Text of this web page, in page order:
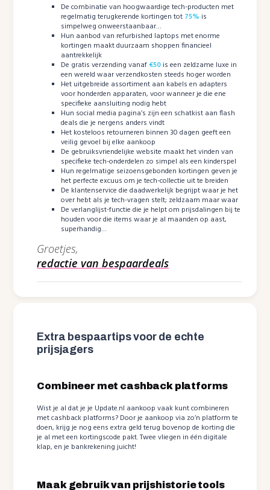
De combinatie van hoogwaardige tech-producten met
regelmatig terugkerende kortingen tot 75% is
simpelweg onweerstaanbaar…
Hun aanbod van refurbished laptops met enorme
kortingen maakt duurzaam shoppen financieel
aantrekkelijk
De gratis verzending vanaf€50 is een zeldzame luxe in
een wereld waar verzendkosten steeds hoger worden
Het uitgebreide assortiment aan kabels en adapters
voor honderden apparaten, voor wanneer je die ene
specifieke aansluiting nodig hebt
Hun social media pagina’s zijn een schatkist aan flash
deals die je nergens anders vindt
Het kosteloos retourneren binnen 30 dagen geeft een
veilig gevoel bij elke aankoop
De gebruiksvriendelijke website maakt het vinden van
specifieke tech-onderdelen zo simpel als een kinderspel
Hun regelmatige seizoensgebonden kortingen geven je
het perfecte excuus om je tech-collectie uit te breiden
De klantenservice die daadwerkelijk begrijpt waar je het
over hebt als je tech-vragen stelt; zeldzaam maar waar
De verlanglijst-functie die je helpt om prijsdalingen bij te
houden voor die items waar je al maanden op aast,
superhandig…
Groetjes,
redactie van bespaardeals
Extra bespaartips voor de echte
prijsjagers
Combineer met cashback platforms
Wist je al dat je je Update.nl aankoop vaak kunt combineren
met cashback platforms? Door je aankoop via zo’n platform te
doen, krijg je nog eens extra geld terug bovenop de korting die
je al met een kortingscode pakt. Twee vliegen in één digitale
klap, en je bankrekening juicht!
Maak gebruik van prijshistorie tools